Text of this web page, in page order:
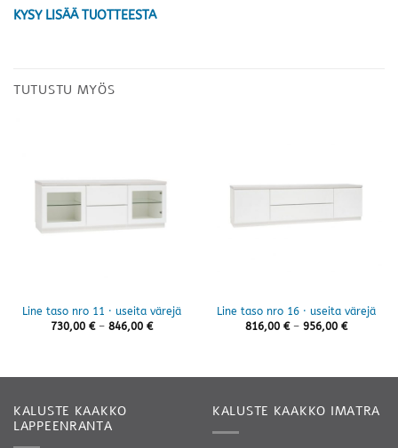
KYSY LISÄÄ TUOTTEESTA
TUTUSTU MYÖS
Line taso nro 11 · useita värejä
730,00 € – 846,00 €Hintaluokka:
Line taso nro 16 · useita värejä
816,00 € – 956,00 €
KALUSTE KAAKKO
LAPPEENRANTA
KALUSTE KAAKKO IMATRA